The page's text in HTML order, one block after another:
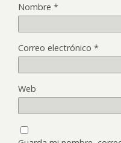
Nombre *
Correo electrónico *
Web